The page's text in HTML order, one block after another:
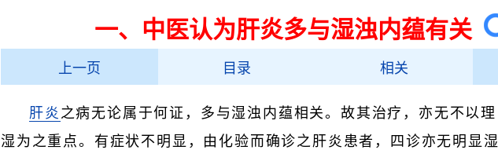
一、中医认为肝炎多与湿浊内蕴有关
上一页 目录 相关
肝炎 之病无论属于何证，多与湿浊内蕴相关。故其治疗，亦无不以理
湿为之重点。有症状不明显，由化验而确诊之肝炎患者，四诊亦无明显湿